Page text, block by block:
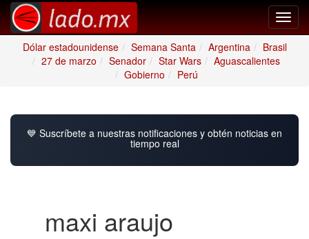
Dólar estadounidense
Semana Santa Argentina
Brasil
27 de marzo
Senador Star Wars
Aguascalientes
Gobierno
Perú
💙 Suscríbete a nuestras notificaciones y obtén noticias en
tiempo real
maxi araujo